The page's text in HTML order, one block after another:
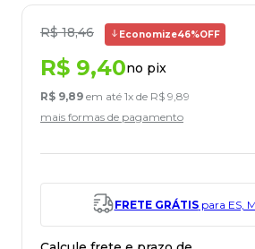
R$ 18,46 Economize46%OFF
R$ 9,40no pix
R$ 9,89 em até 1x de R$ 9,89
mais formas de pagamento
FRETE GRÁTISpara ES,